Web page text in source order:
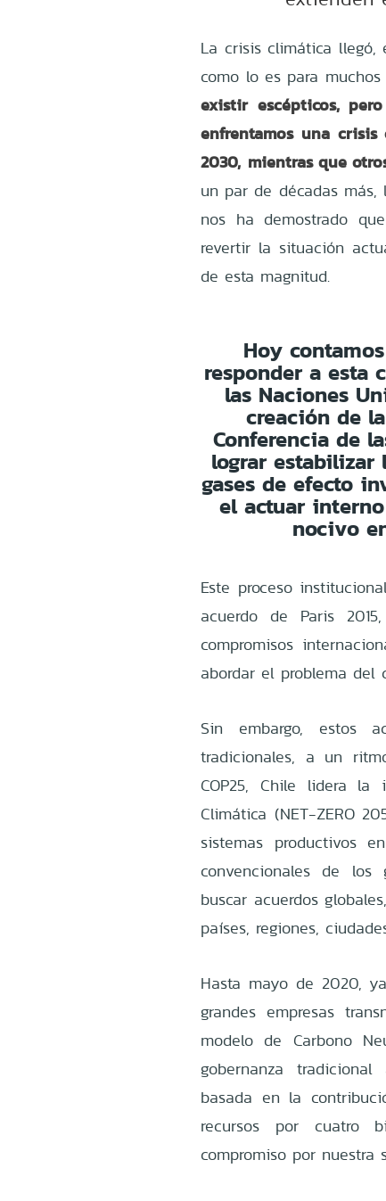
La crisis climática llegó,
como lo es para
existir escépticos,
enfrentamos una
2030, mientras que
un par de décadas
nos ha demostrado
revertir la situación
de esta magnitud.
Hoy
responder a esta
las Naciones
creación de
Conferencia de
lograr estabilizar
gases de efecto
el actuar
nocivo
Este proceso
acuerdo de Paris
compromisos
abordar el problema del
Sin embargo, estos
tradicionales, a un
COP25, Chile lidera
Climática (NET-ZERO
sistemas productivos
convencionales de los
buscar acuerdos
países, regiones,
Hasta mayo de 2020,
grandes empresas
modelo de Carbono
gobernanza
basada en la
recursos por cuatro
compromiso por nuestra